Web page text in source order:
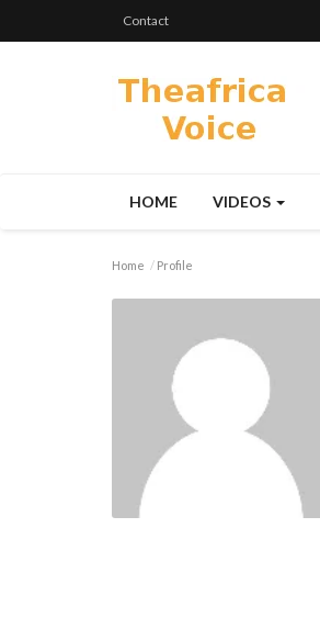
Contact
HOME VIDEOS
Home Profile